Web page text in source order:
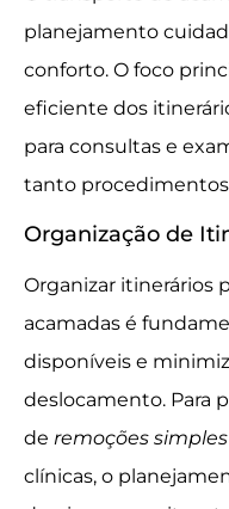
planejamento
conforto. O foco
eficiente dos
para consultas e
tanto
Organização de
Organizar itinerários
acamadas é
disponíveis e
deslocamento. Para
de remoções simples
clínicas, o